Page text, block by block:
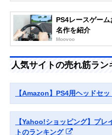
ドセット HS-
GMW100
steelseries Arctis
Wireless
ト CY-P5GMHS
PS4レースゲー
名作を紹介
Moovoo
人気サイトの売れ筋ラン
【Amazon】PS4用ヘッドセ
【Yahoo!ショッピング】プレ
トのランキング